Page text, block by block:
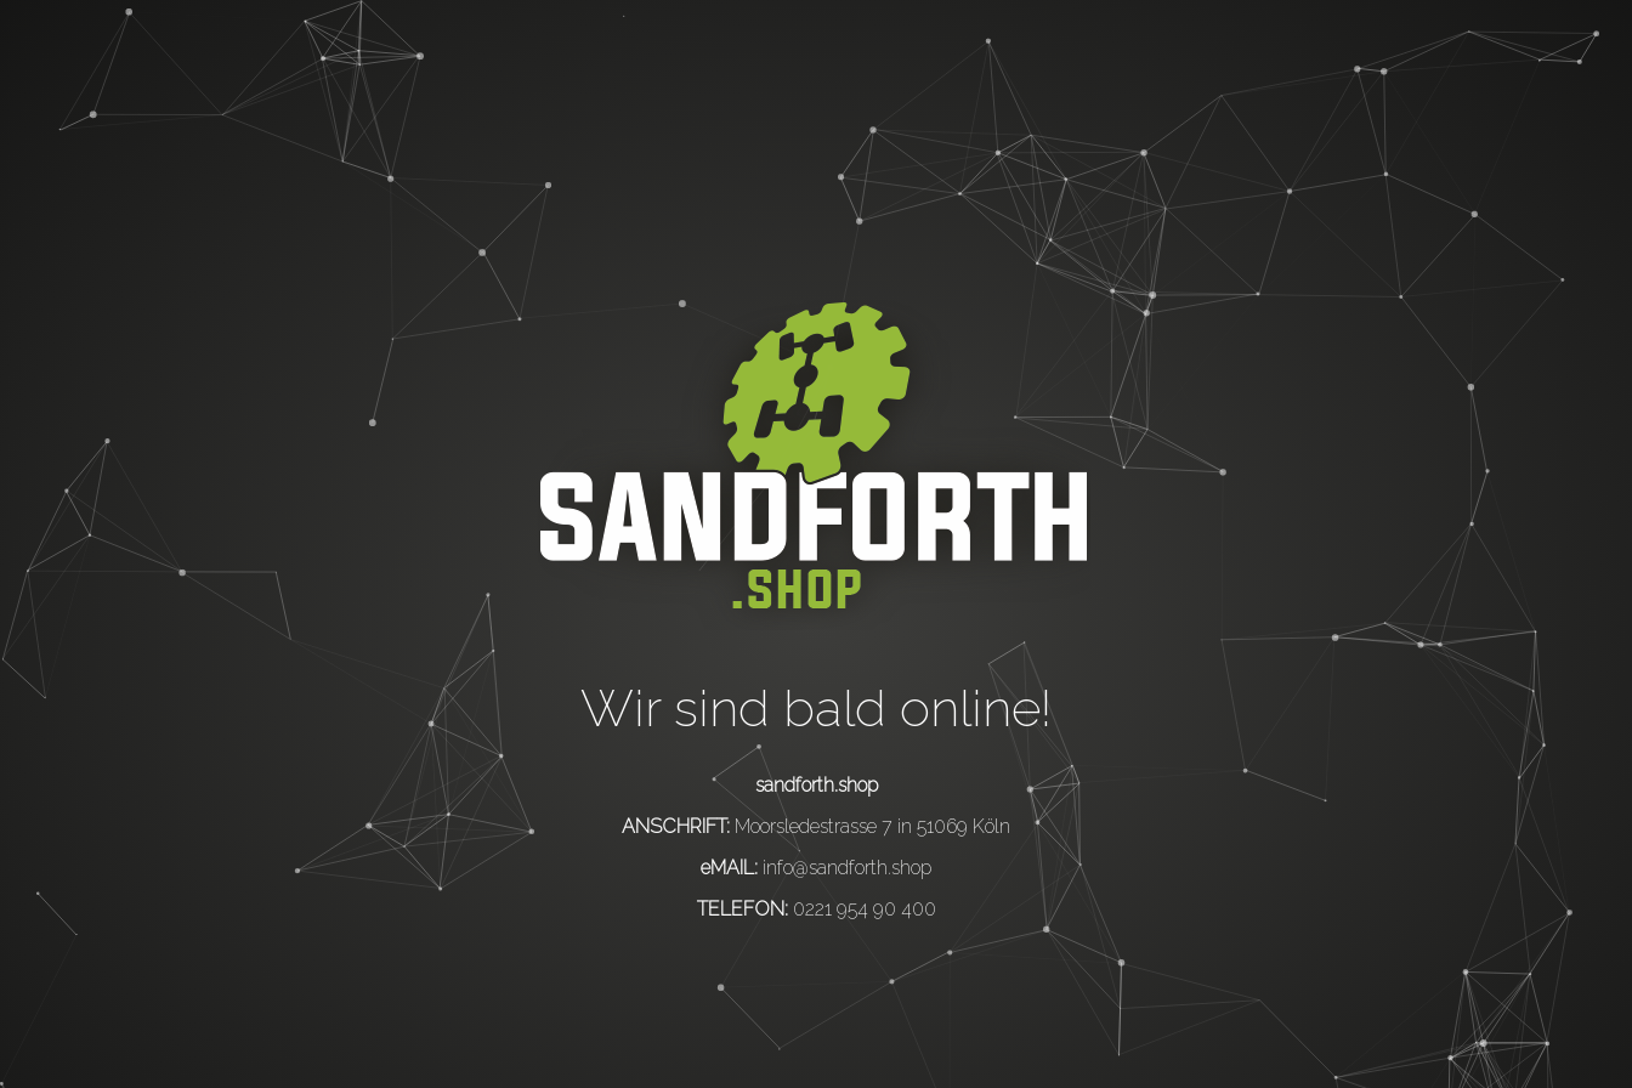
Wir sind bald online!
sandforth.shop
ANSCHRIFT: Moorsledestrasse 7 in 51069 Köln
eMAIL: info@sandforth.shop
TELEFON: 0221 954 90 400